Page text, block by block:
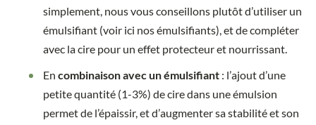
simplement, nous vous conseillons plutôt d’utiliser un
émulsifiant (voir ici nos émulsifiants), et de compléter
avec la cire pour un effet protecteur et nourrissant.
Encombinaison avec un émulsifiant : l’ajout d’une
petite quantité (1-3%) de cire dans une émulsion
permet de l’épaissir, et d’augmenter sa stabilité et son